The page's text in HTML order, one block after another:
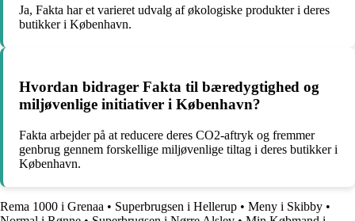
Ja, Fakta har et varieret udvalg af økologiske produkter i deres
butikker i København.
Hvordan bidrager Fakta til bæredygtighed og
miljøvenlige initiativer i København?
Fakta arbejder på at reducere deres CO2-aftryk og fremmer
genbrug gennem forskellige miljøvenlige tiltag i deres butikker i
København.
Rema 1000 i Grenaa • Superbrugsen i Hellerup • Meny i Skibby •